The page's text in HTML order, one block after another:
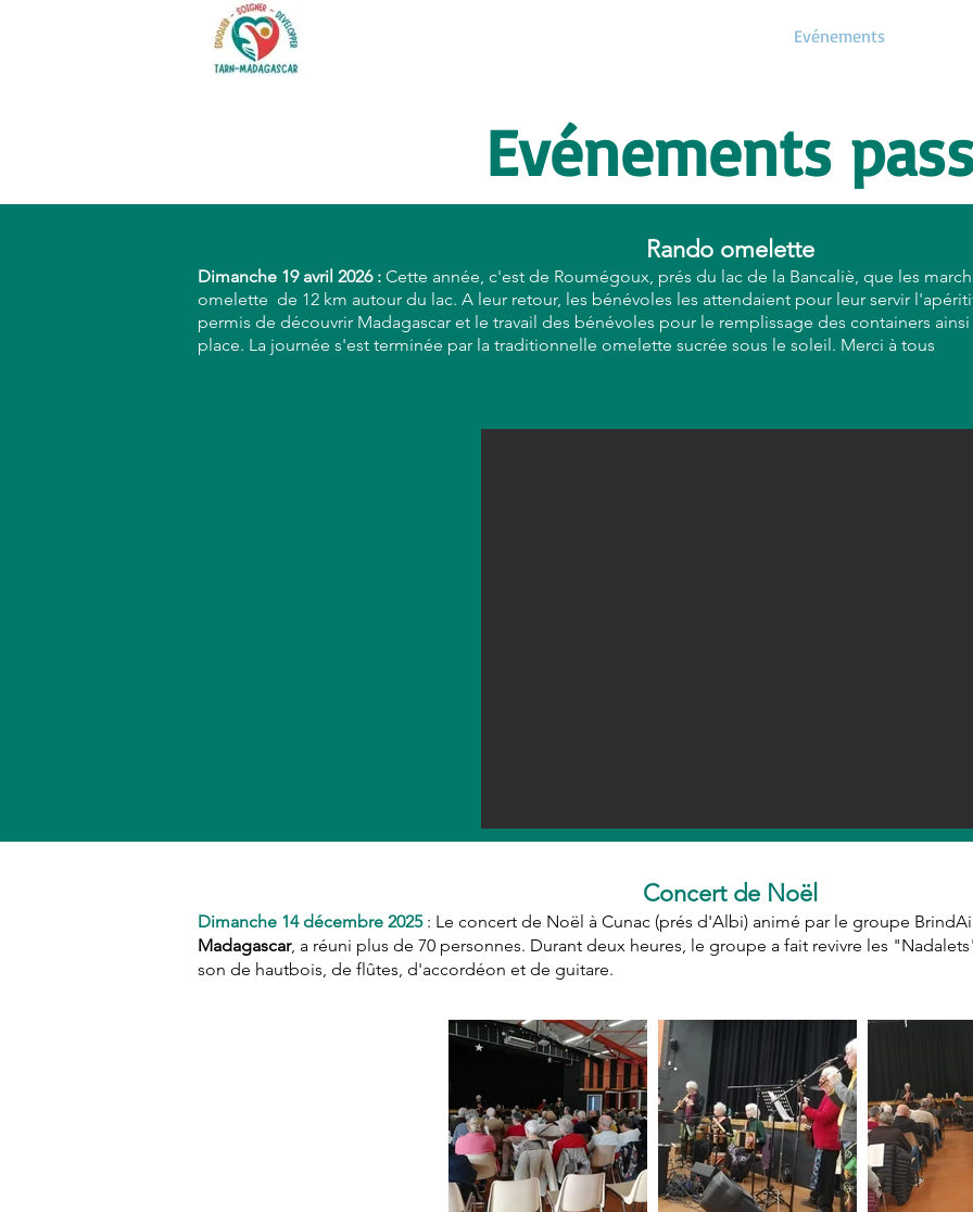
Evénements
Evénements
Rando omelette
Dimanche 19 avril 2026 : Cette année, c'est de Roumégoux, prés du lac de la Bancaliè, que les
omelette de 12 km autour du lac. A leur retour, les bénévoles les attendaient pour leur servir
permis de découvrir Madagascar et le travail des bénévoles pour le remplissage des containers
place. La journée s'est terminée par la traditionnelle omelette sucrée sous le soleil. Merci à tous
Concert de Noël
Dimanche 14 décembre 2025 : Le concert de Noël à Cunac (prés d'Albi) animé par le groupe
Madagascar, a réuni plus de 70 personnes. Durant deux heures, le groupe a fait revivre les
son de hautbois, de flûtes, d'accordéon et de guitare.